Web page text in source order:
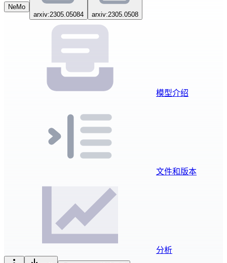
NeMo
arxiv:2305.05084
arxiv:2305.0508
模型介绍
文件和版本
分析